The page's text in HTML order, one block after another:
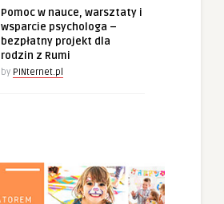
Pomoc w nauce, warsztaty i
wsparcie psychologa –
bezpłatny projekt dla
rodzin z Rumi
by PINternet.pl